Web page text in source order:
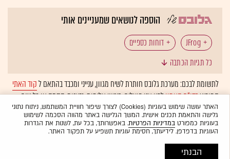
הוספה לנושאים שמעניינים אותי
JFrog
דוחות כספיים
כל תגיות הכתבה
לתשומת לבכם: מערכת גלובס חותרת לשיח מגוון, ענייני ומכבד בהתאם לקוד האתי
המופיעבדו"ח האמוןלפיו אנו פועלים. ביטויי אלימות, גזענות, הסתה או כל שיח
בלתי הולם אחר מסוננים בצורהאוטומטיתולא יפורסמו באתר.
האתר עושה שימוש בעוגיות (Cookies) לצורך שיפור חוויית המשתמש, ניתוח נתוני
גלישה והתאמת תכנים אישית. המשך הגלישה באתר מהווה הסכמה לשימוש
בעוגיות כמפורטבמדיניות הפרטיות. באפשרותך, בכל עת, לשנות את הגדרות
העוגיות בדפדפן. לידיעתך, חסימת עוגיות תשפיע על תפקוד האתר.
הבנתי